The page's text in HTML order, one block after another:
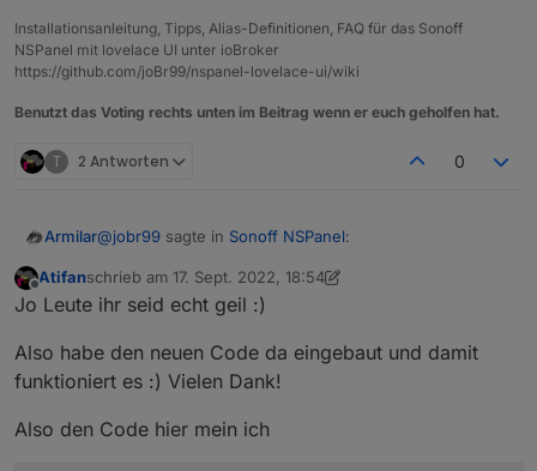
           }
else {
           }
Installationsanleitung, Tipps, Alias-Definitionen, FAQ für das Sonoff
NSPanel mit lovelace UI unter ioBroker
https://github.com/joBr99/nspanel-lovelace-ui/wiki
Benutzt das Voting rechts unten im Beitrag wenn er euch geholfen hat.
T 2 Antworten 0
Armilar@jobr99 sagte in Sonoff NSPanel:
@armilar
5 Seiten insgesammt; aktuelle Seite ist 0
Wie auch immer ;-)
soll es mal so einbauen und testen. Ist ja auch
schick so...
case 'bNext':
           pageId = pageNum;
Offline
Atifanschrieb am 17. Sept. 2022, 18:54
zuletzt editiert von Atifan
Jo Leute ihr seid echt geil :)
Also habe den neuen Code da eingebaut und damit
funktioniert es :) Vielen Dank!
Also den Code hier mein ich